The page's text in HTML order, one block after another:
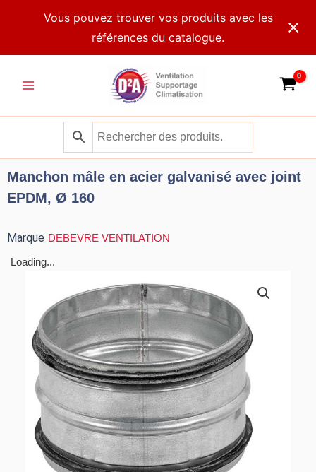
Vous pouvez trouver vos produits avec les
références du catalogue.
Menu
Manchon mâle en acier galvanisé avec joint
EPDM, Ø 160
Marque DEBEVRE VENTILATION
Loading...